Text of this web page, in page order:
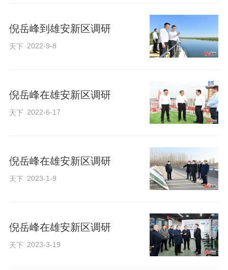
在新区创新企业、科研机构，倪岳峰详细
了解科技创新和产业创新情况。他强调，
津创新资源，积极开展重大科技项目研发
合作，促进产学研融通创新。要进一步完
善产业生态，深化数据资源开发利用，加
优化营商环境，强化惠企政策落实，更好
助推产业发展。
在察看雄安新区数字城市建设、社会治理
情况时，倪岳峰指出，要积极探索面向未
来的智慧城市管理模式，充分发挥数智技
倪岳峰到雄安新区调研
天下 2022-9-8
倪岳峰在雄安新区调研
天下 2022-6-17
倪岳峰在雄安新区调研
天下 2023-1-9
倪岳峰在雄安新区调研
天下 2023-3-19